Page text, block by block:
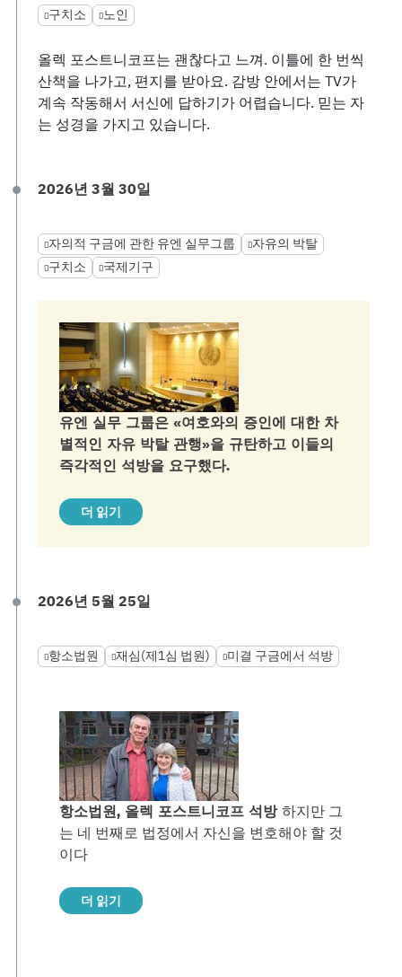
구치소 노인
올렉 포스트니코프는 괜찮다고 느껴. 이틀에 한 번씩
산책을 나가고, 편지를 받아요. 감방 안에서는 TV가
계속 작동해서 서신에 답하기가 어렵습니다. 믿는 자
는 성경을 가지고 있습니다.
2026년 3월 30일
자의적 구금에 관한 유엔 실무그룹
자유의 박탈
구치소
국제기구
유엔 실무 그룹은 «여호와의 증인에 대한 차
별적인 자유 박탈 관행»을 규탄하고 이들의
즉각적인 석방을 요구했다.
더 읽기
2026년 5월 25일
항소법원 재심(제1심 법원) 미결 구금에서 석방
항소법원, 올렉 포스트니코프 석방 하지만 그
는 네 번째로 법정에서 자신을 변호해야 할 것
이다
더 읽기